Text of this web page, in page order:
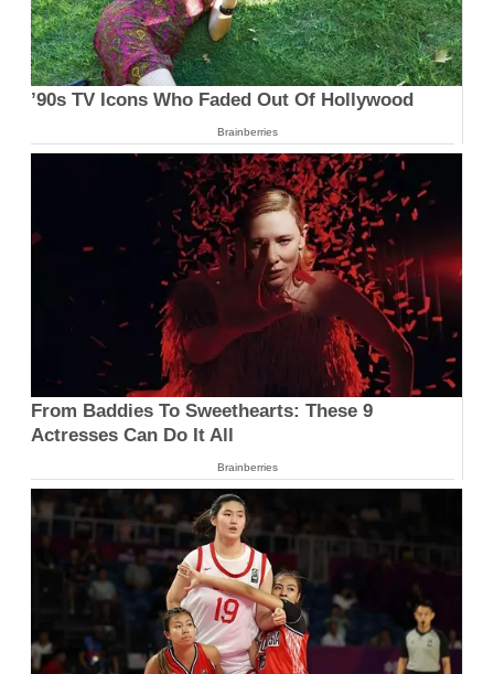
’90s TV Icons Who Faded Out Of Hollywood
Brainberries
From Baddies To Sweethearts: These 9
Actresses Can Do It All
Brainberries